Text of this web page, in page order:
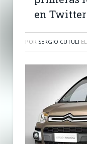
en Twitter
POR SERGIO CUTULI EL